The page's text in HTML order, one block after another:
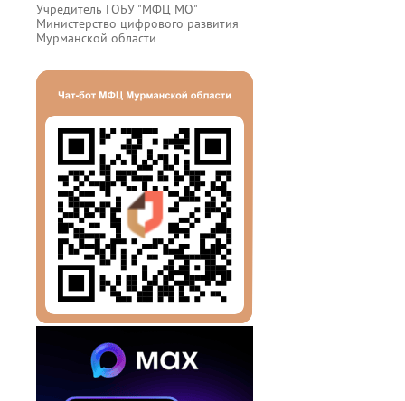
Учредитель ГОБУ "МФЦ МО"
Министерство цифрового развития
Мурманской области